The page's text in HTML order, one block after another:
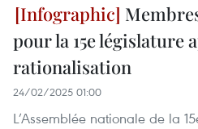
pour la 15e législature
rationalisation
24/02/2025 01:00
L’Assemblée nationale de la